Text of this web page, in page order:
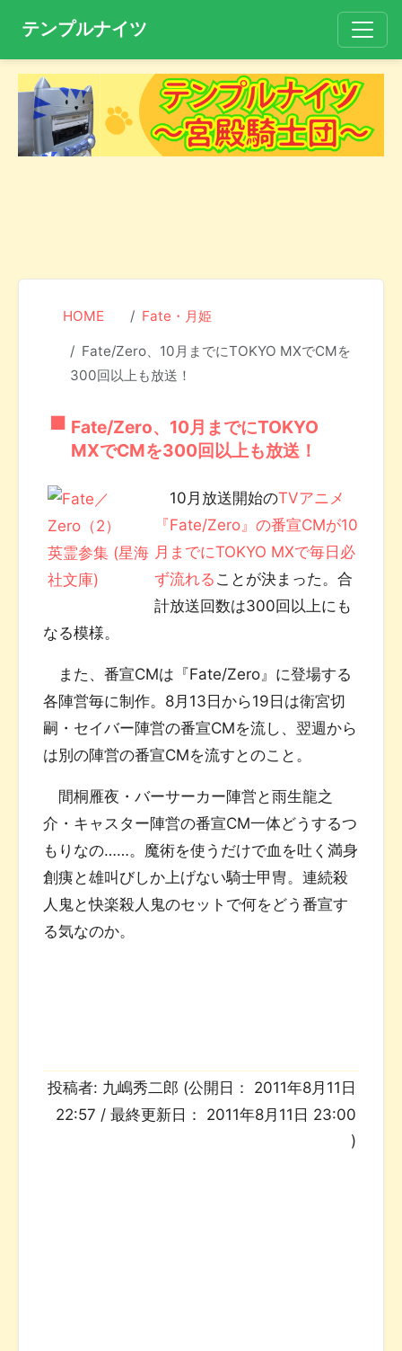
テンプルナイツ
HOME Fate・月姫
Fate/Zero、10月までにTOKYO MXでCMを
300回以上も放送！
Fate/Zero、10月までにTOKYO
MXでCMを300回以上も放送！
10月放送開始のTVアニメ
『Fate/Zero』の番宣CMが10
月までにTOKYO MXで毎日必
ず流れる ことが決まった。合
計放送回数は300回以上にも
なる模様。
また、番宣CMは『Fate/Zero』に登場する
各陣営毎に制作。8月13日から19日は衛宮切
嗣・セイバー陣営の番宣CMを流し、翌週から
は別の陣営の番宣CMを流すとのこと。
間桐雁夜・バーサーカー陣営と雨生龍之
介・キャスター陣営の番宣CM一体どうするつ
もりなの……。魔術を使うだけで血を吐く満身
創痍と雄叫びしか上げない騎士甲冑。連続殺
人鬼と快楽殺人鬼のセットで何をどう番宣す
る気なのか。
投稿者: 九嶋秀二郎 (公開日： 2011年8月11日
22:57 / 最終更新日： 2011年8月11日 23:00
)